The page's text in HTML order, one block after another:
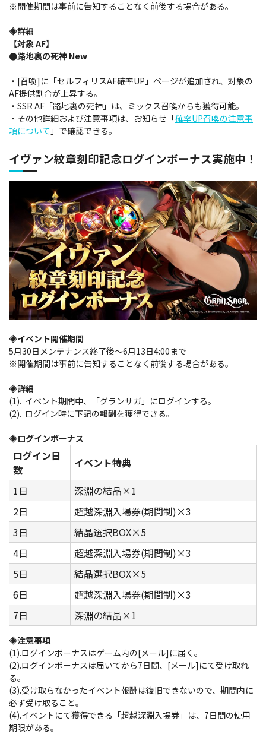
※開催期間は事前に告知することなく前後する場合がある。
◈詳細
【対象 AF】
●路地裏の死神 New
・[召喚]に「セルフィリスAF確率UP」ページが追加され、対象の
AF提供割合が上昇する。
・SSR AF「路地裏の死神」は、ミックス召喚からも獲得可能。
・その他詳細および注意事項は、お知らせ「確率UP召喚の注意事
項について 」で確認できる。
イヴァン紋章刻印記念ログインボーナス実施中！
◈イベント開催期間
5月30日メンテナンス終了後～6月13日4:00まで
※開催期間は事前に告知することなく前後する場合がある。
◈詳細
(1). イベント期間中、「グランサガ」にログインする。
(2). ログイン時に下記の報酬を獲得できる。
◈ログインボーナス
ログイン日
数
イベント特典
1日
深淵の結晶×1
2日
超越深淵入場券(期間制)×3
3日
結晶選択BOX×5
4日
超越深淵入場券(期間制)×3
5日
結晶選択BOX×5
6日
超越深淵入場券(期間制)×3
7日
深淵の結晶×1
◈注意事項
(1).ログインボーナスはゲーム内の[メール]に届く。
(2).ログインボーナスは届いてから7日間、[メール]にて受け取れ
る。
(3).受け取らなかったイベント報酬は復旧できないので、期間内に
必ず受け取ること。
(4).イベントにて獲得できる「超越深淵入場券」は、7日間の使用
期限がある。